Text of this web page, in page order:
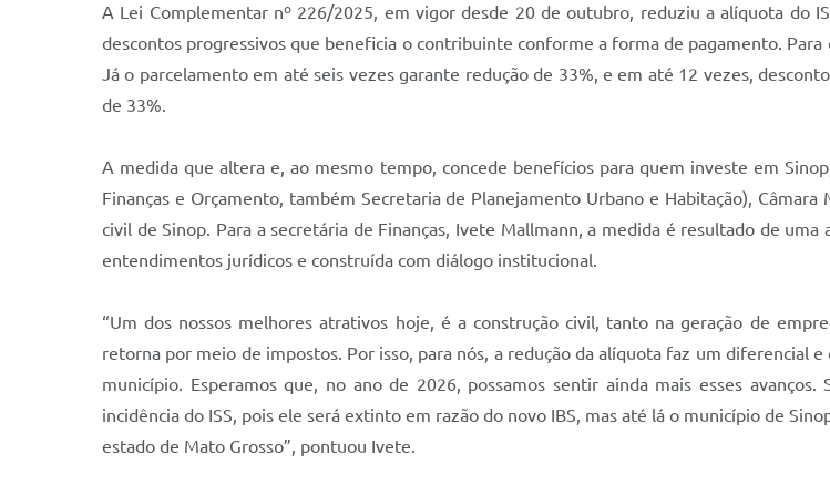
A Lei Complementar nº 226/2025, em vigor desde 20 de outubro, reduziu a alíquota do
descontos progressivos que beneficia o contribuinte conforme a forma de pagamento.
Já o parcelamento em até seis vezes garante redução de 33%, e em até 12 vezes,
de 33%.
A medida que altera e, ao mesmo tempo, concede benefícios para quem investe em
Finanças e Orçamento, também Secretaria de Planejamento Urbano e Habitação),
civil de Sinop. Para a secretária de Finanças, Ivete Mallmann, a medida é resultado de
entendimentos jurídicos e construída com diálogo institucional.
“Um dos nossos melhores atrativos hoje, é a construção civil, tanto na geração de
retorna por meio de impostos. Por isso, para nós, a redução da alíquota faz um diferencial
município. Esperamos que, no ano de 2026, possamos sentir ainda mais esses
incidência do ISS, pois ele será extinto em razão do novo IBS, mas até lá o município de
estado de Mato Grosso”, pontuou Ivete.